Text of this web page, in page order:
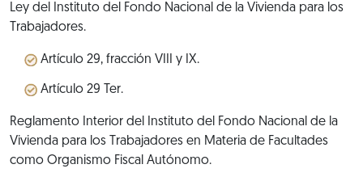
Ley del Instituto del Fondo Nacional de la Vivienda para los
Trabajadores.
Artículo 29, fracción VIII y IX.
Artículo 29 Ter.
Reglamento Interior del Instituto del Fondo Nacional de la
Vivienda para los Trabajadores en Materia de Facultades
como Organismo Fiscal Autónomo.